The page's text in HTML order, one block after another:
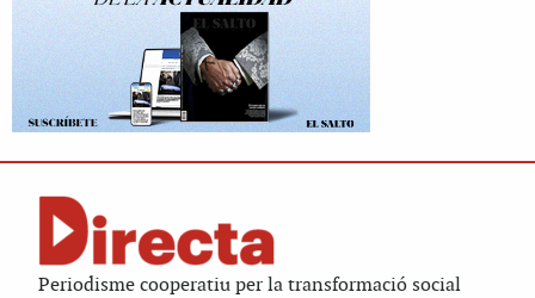
Periodisme cooperatiu per la transformació social